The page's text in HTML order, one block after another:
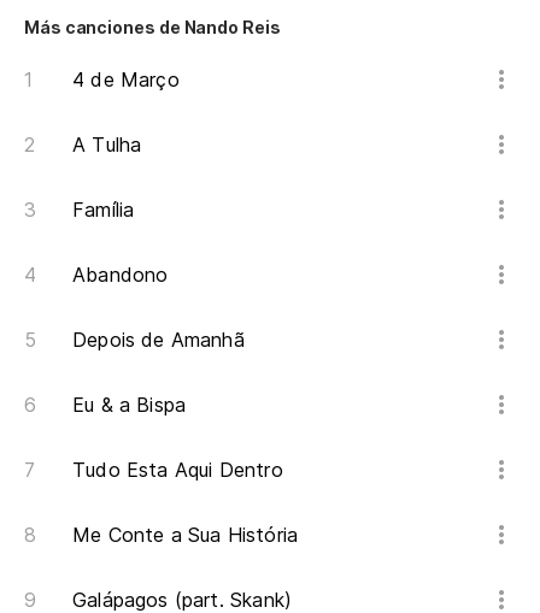
Más canciones de Nando Reis
4 de Março
A Tulha
Família
Abandono
Depois de Amanhã
Eu & a Bispa
Tudo Esta Aqui Dentro
Me Conte a Sua História
Galápagos (part. Skank)